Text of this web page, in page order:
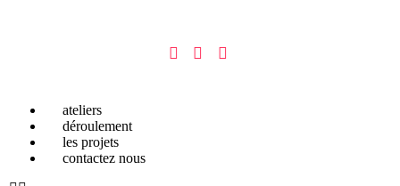
ateliers
déroulement
les projets
contactez nous